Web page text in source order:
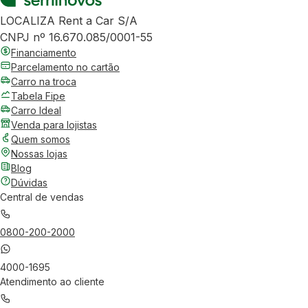
LOCALIZA Rent a Car S/A
CNPJ nº 16.670.085/0001-55
Financiamento
Parcelamento no cartão
Carro na troca
Tabela Fipe
Carro Ideal
Venda para lojistas
Quem somos
Nossas lojas
Blog
Dúvidas
Central de vendas
0800-200-2000
4000-1695
Atendimento ao cliente